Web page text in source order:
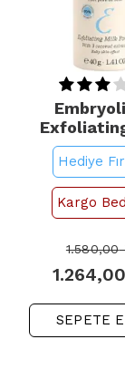
Powder -
40gr
Hediye
Kargo
1.580,00
1.264,00
SEPETE